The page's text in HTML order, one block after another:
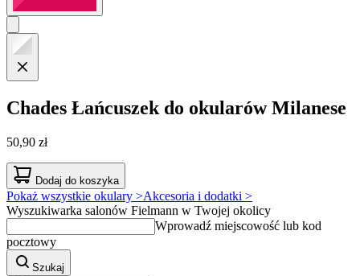
Chades Łańcuszek do okularów Milanese
50,90 zł
Dodaj do koszyka
Pokaż wszystkie okulary >Akcesoria i dodatki >
Wyszukiwarka salonów Fielmann w Twojej okolicy
Wprowadź miejscowość lub kod
pocztowy
Szukaj